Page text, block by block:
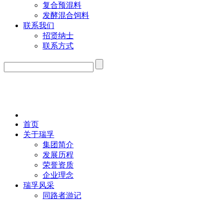
复合预混料
发酵混合饲料
联系我们
招贤纳士
联系方式
首页
关于瑞孚
集团简介
发展历程
荣誉资质
企业理念
瑞孚风采
同路者游记